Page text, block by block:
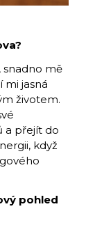
snadno mě
mi jasná
životem.
a přejít do
když
pohled